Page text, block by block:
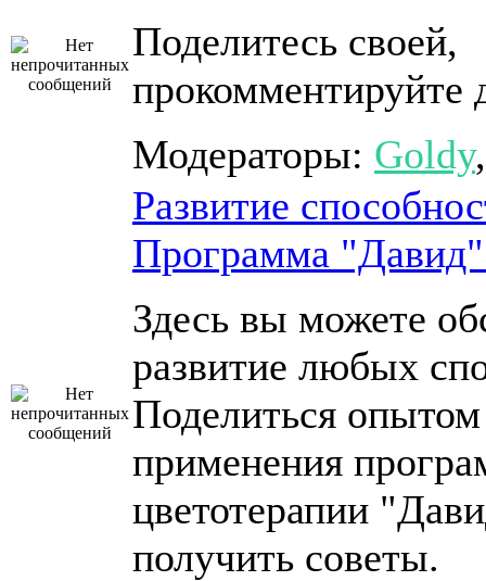
Поделитесь своей,
прокомментируйте
Модераторы: Goldy
Развитие
Программа
Здесь вы можете
развитие любых
Поделиться опытом
применения
цветотерапии
получить советы.